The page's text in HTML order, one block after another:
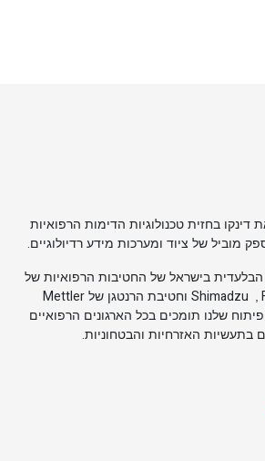
שנה נמצאת דינקו בחזית טכנולוגיות הדימות הרפואיות
מוביל של ציוד ומערכות מידע רדיולוגיים.
הבלעדית בישראל של החטיבות הרפואיות של
Shimadzu וחטיבת הרנטגן של Mettler
שלנו תומכים בכל הארגונים הרפואיים
בתעשיות האזרחיות והבטחוניות.